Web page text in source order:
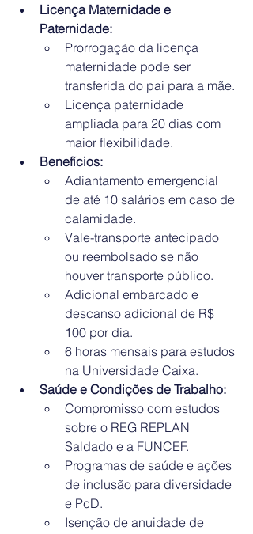
Licença Maternidade e
Paternidade:
Prorrogação da licença
maternidade pode ser
transferida do pai para a mãe.
Licença paternidade
ampliada para 20 dias com
maior flexibilidade.
Benefícios:
Adiantamento emergencial
de até 10 salários em caso de
calamidade.
Vale-transporte antecipado
ou reembolsado se não
houver transporte público.
Adicional embarcado e
descanso adicional de R$
100 por dia.
6 horas mensais para estudos
na Universidade Caixa.
Saúde e Condições de Trabalho:
Compromisso com estudos
sobre o REG REPLAN
Saldado e a FUNCEF.
Programas de saúde e ações
de inclusão para diversidade
e PcD.
Isenção de anuidade de